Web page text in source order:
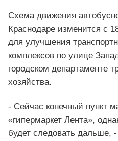
Схема движения
Краснодаре изменится с
для улучшения
комплексов по улице
городском департаменте
хозяйства.
- Сейчас конечный пункт
«гипермаркет Лента»,
будет следовать дальше,